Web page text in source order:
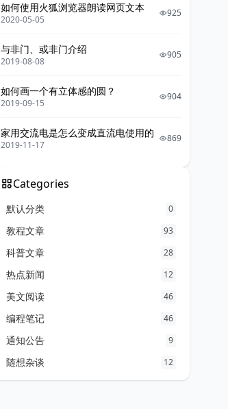
如何使用火狐浏览器朗读网页文本
2020-05-05
925
与非门、或非门介绍
2019-08-08
905
如何画一个有立体感的圆？
2019-09-15
904
家用交流电是怎么变成直流电使用的
2019-11-17
869
Categories
默认分类 0
教程文章 93
科普文章 28
热点新闻 12
美文阅读 46
编程笔记 46
通知公告 9
随想杂谈 12